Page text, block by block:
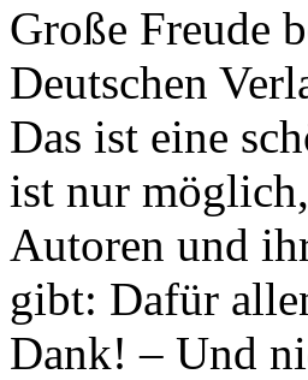
Große Freude
Deutschen
Das ist eine
ist nur
Autoren und
gibt: Dafür
Dank! – Und